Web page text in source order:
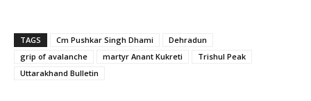
TAGS Cm Pushkar Singh Dhami
Dehradun
grip of avalanche
martyr Anant Kukreti
Trishul Peak
Uttarakhand Bulletin